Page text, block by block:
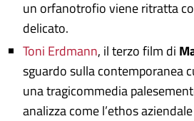
un orfanotrofio viene ritratta
delicato.
Toni Erdmann, il terzo film di
sguardo sulla contemporanea
una tragicommedia
analizza come l’ethos